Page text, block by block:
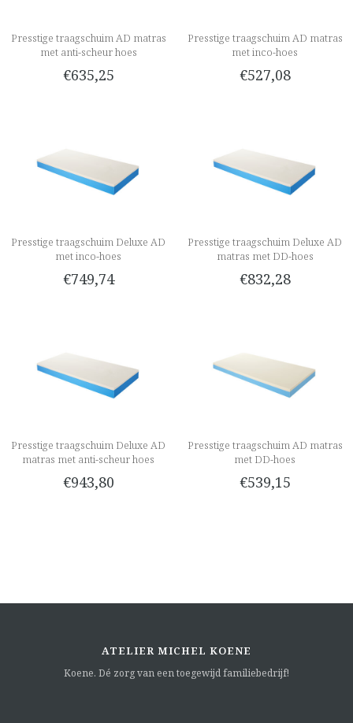
Presstige traagschuim AD matras
met anti-scheur hoes
€635,25
Presstige traagschuim AD matras
met inco-hoes
€527,08
Presstige traagschuim Deluxe AD
met inco-hoes
€749,74
Presstige traagschuim Deluxe AD
matras met DD-hoes
€832,28
Presstige traagschuim Deluxe AD
matras met anti-scheur hoes
€943,80
Presstige traagschuim AD matras
met DD-hoes
€539,15
ATELIER MICHEL KOENE
Koene. Dé zorg van een toegewijd familiebedrijf!